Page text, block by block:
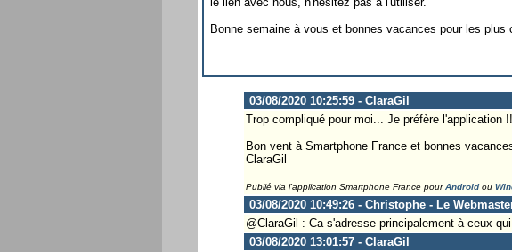
Bonne semaine à vous et bonnes vacances pour les plus
03/08/2020 10:25:59 - ClaraGil
Trop compliqué pour moi... Je préfère l'application
Bon vent à Smartphone France et bonnes
ClaraGil
Publié via l'application Smartphone France pourAndroidou
03/08/2020 10:49:26 - Christophe - Le
@ClaraGil : Ca s'adresse principalement à ceux
03/08/2020 13:01:57 - ClaraGil